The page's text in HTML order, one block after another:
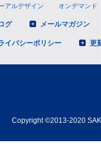
アルデザイン オンデマンド
グ メールマガジン
イバシーポリシー 更
Copyright©2013-2020